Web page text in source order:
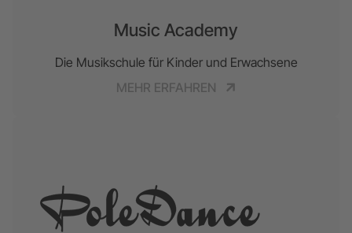
Music Academy
Die Musikschule für Kinder und Erwachsene
MEHR ERFAHREN